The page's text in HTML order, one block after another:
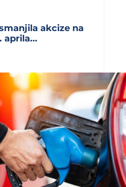
akcize na
aprila...